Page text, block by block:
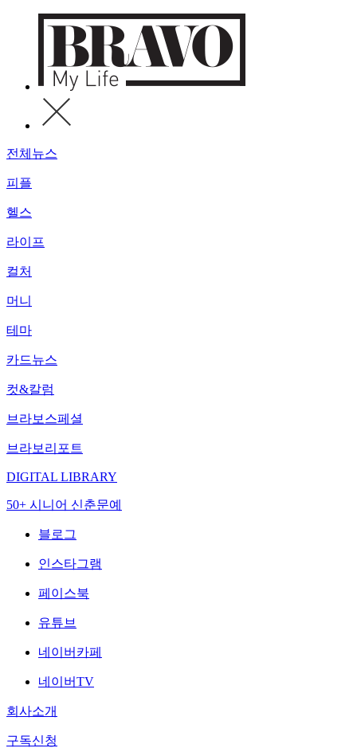
전체뉴스
피플
헬스
라이프
컬처
머니
테마
카드뉴스
컷&칼럼
브라보스페셜
브라보리포트
DIGITAL LIBRARY
50+ 시니어 신춘문예
블로그
인스타그램
페이스북
유튜브
네이버카페
네이버TV
회사소개
구독신청